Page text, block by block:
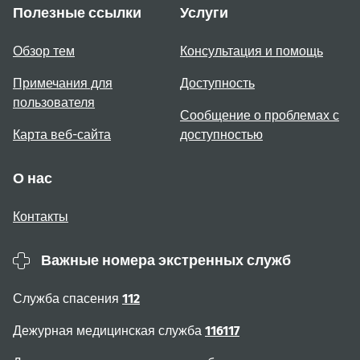
Полезные ссылки
Обзор тем
Примечания для
пользователя
Карта веб-сайта
Услуги
Консультация и помощь
Доступность
Сообщение о проблемах с
доступностью
О нас
Контакты
Важные номера экстренных служб
Служба спасения 112
Дежурная медицинская служба 116117